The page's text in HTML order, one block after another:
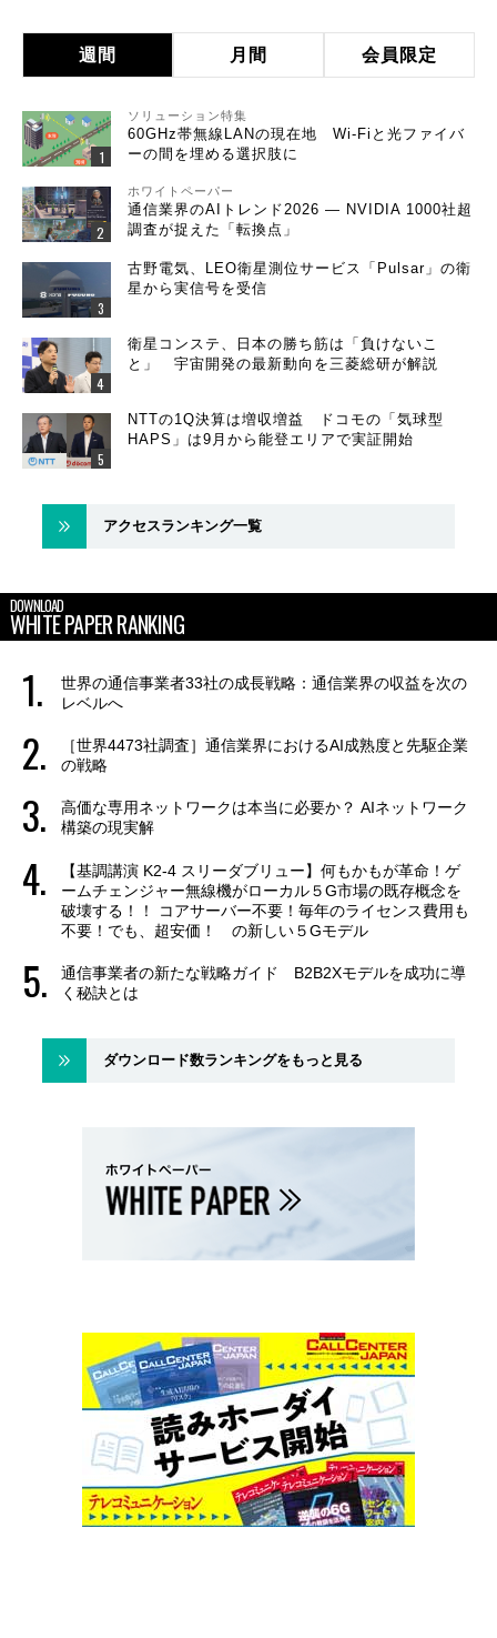
週間 月間 会員限定
ソリューション特集
60GHz帯無線LANの現在地 Wi-Fiと光ファイバ
ーの間を埋める選択肢に
ホワイトペーパー
通信業界のAIトレンド2026 ― NVIDIA 1000社超
調査が捉えた「転換点」
古野電気、LEO衛星測位サービス「Pulsar」の衛
星から実信号を受信
衛星コンステ、日本の勝ち筋は「負けないこ
と」 宇宙開発の最新動向を三菱総研が解説
NTTの1Q決算は増収増益 ドコモの「気球型
HAPS」は9月から能登エリアで実証開始
アクセスランキング一覧
DOWNLOAD
WHITE PAPER RANKING
世界の通信事業者33社の成長戦略：通信業界の収益を次の
レベルへ
［世界4473社調査］通信業界におけるAI成熟度と先駆企業
の戦略
高価な専用ネットワークは本当に必要か？ AIネットワーク
構築の現実解
【基調講演 K2-4 スリーダブリュー】何もかもが革命！ゲ
ームチェンジャー無線機がローカル５G市場の既存概念を
破壊する！！ コアサーバー不要！毎年のライセンス費用も
不要！でも、超安価！ の新しい５Gモデル
通信事業者の新たな戦略ガイド B2B2Xモデルを成功に導
く秘訣とは
ダウンロード数ランキングをもっと見る